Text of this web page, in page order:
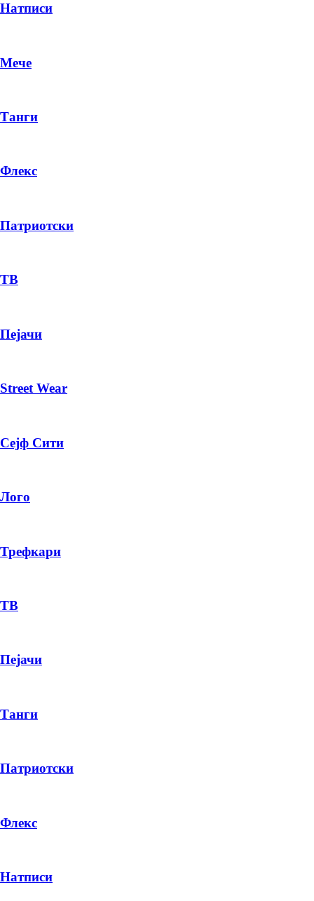
PRODUCT
ПЛАТИ ПРИ ДОСТАВА ВО КЕШ
Натписи
Мече
Танги
Флекс
Патриотски
ТВ
Пејачи
Street Wear
Сејф Сити
Лого
Трефкари
ТВ
Пејачи
Танги
Патриотски
Флекс
Натписи